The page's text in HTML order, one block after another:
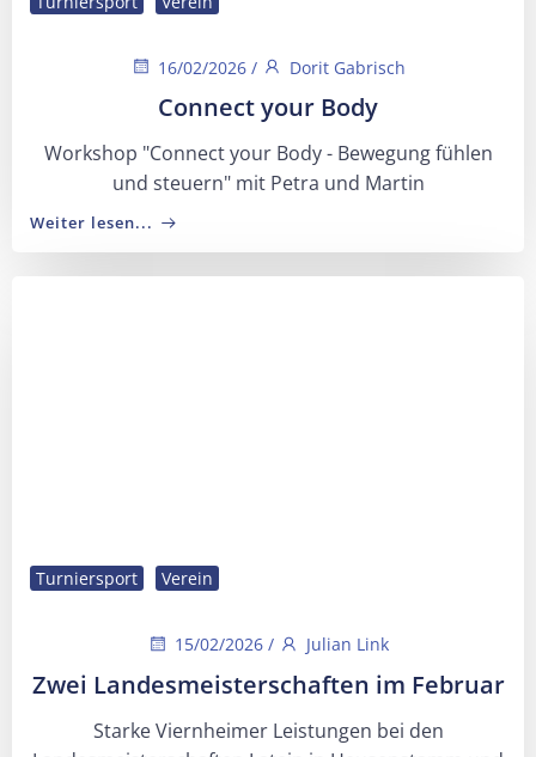
16/02/2026 / Dorit Gabrisch
Connect your Body
Workshop "Connect your Body - Bewegung fühlen
und steuern" mit Petra und Martin
Weiter lesen...
Turniersport Verein
15/02/2026 / Julian Link
Zwei Landesmeisterschaften im Februar
Starke Viernheimer Leistungen bei den